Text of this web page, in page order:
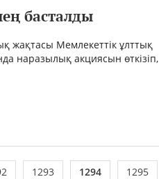
басталды
жақтасы Мемлекеттік ұлттық
наразылық акциясын өткізіп,
1293 1294 1295